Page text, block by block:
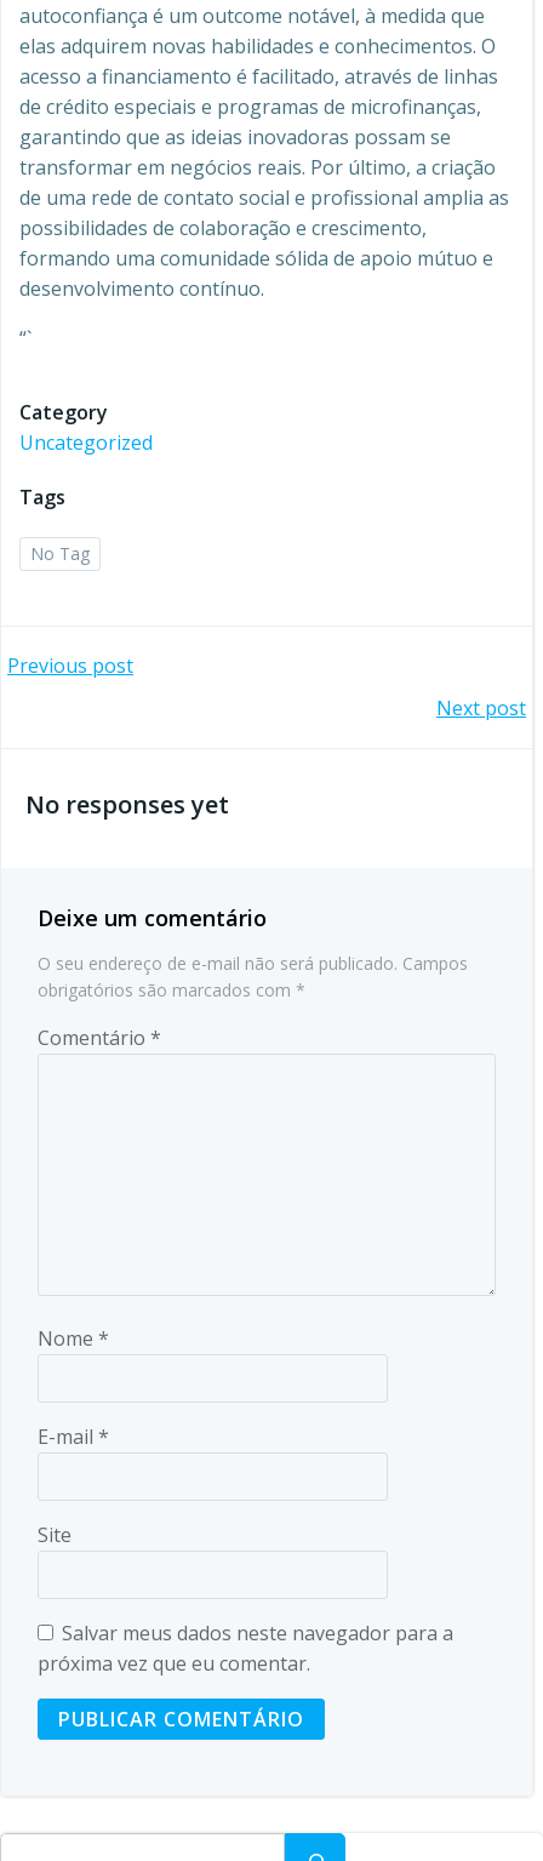
autoconfiança é um outcome notável, à medida que
elas adquirem novas habilidades e conhecimentos. O
acesso a financiamento é facilitado, através de linhas
de crédito especiais e programas de microfinanças,
garantindo que as ideias inovadoras possam se
transformar em negócios reais. Por último, a criação
de uma rede de contato social e profissional amplia as
possibilidades de colaboração e crescimento,
formando uma comunidade sólida de apoio mútuo e
desenvolvimento contínuo.
“`
Category
Uncategorized
Tags
No Tag
Post
Previous post
navigation
Next post
No responses yet
Deixe um comentário
O seu endereço de e-mail não será publicado. Campos
obrigatórios são marcados com *
Comentário *
Nome *
E-mail *
Site
Salvar meus dados neste navegador para a
próxima vez que eu comentar.
Pesquisar